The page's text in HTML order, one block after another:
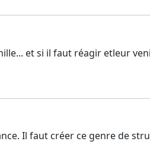
et si il faut réagir etleur
Il faut créer ce genre de